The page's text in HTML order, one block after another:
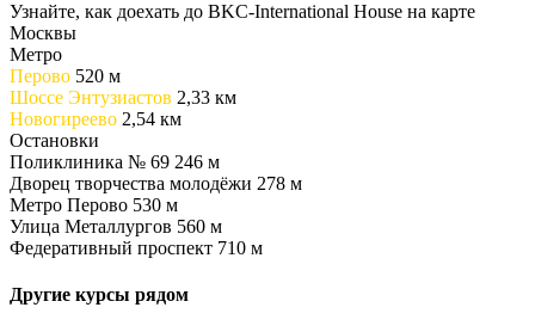
Узнайте, как доехать до BKC-International House на карте
Москвы
Метро
Перово 520 м
Шоссе Энтузиастов 2,33 км
Новогиреево 2,54 км
Остановки
Поликлиника № 69 246 м
Дворец творчества молодёжи 278 м
Метро Перово 530 м
Улица Металлургов 560 м
Федеративный проспект 710 м
Другие курсы рядом